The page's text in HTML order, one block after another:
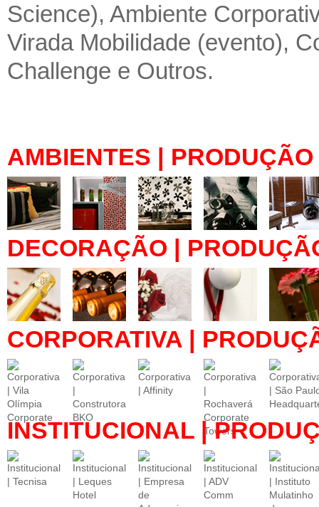
Science), Ambiente
Virada Mobilidade (evento),
Challenge e Outros.
AMBIENTES |
DECORAÇÃO |
CORPORATIVA |
INSTITUCIONAL |